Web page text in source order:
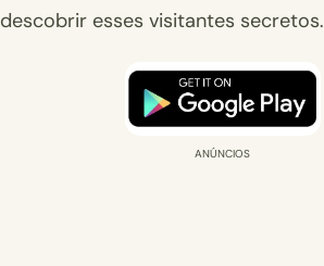
descobrir esses visitantes secretos.
ANÚNCIOS